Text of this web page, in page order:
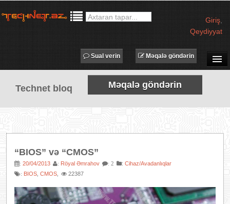
Giriş
Qeydiyyat
SUAL-CAVAB
TECHNET TV
MƏQALƏLƏR
IT LÜĞƏT
Məqalə göndərin
Sual verin
Technet bloq Məqalə göndərin
“BIOS” və “CMOS”
: 20/04/2013 : Röyal Əmrahov : 2 : Cihaz/Avadanlıqlar
: BIOS CMOS 22387